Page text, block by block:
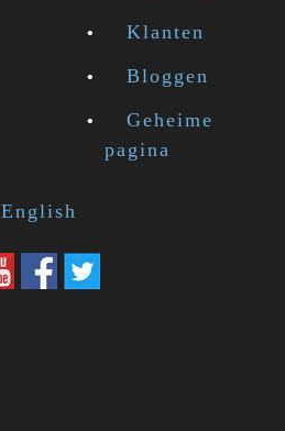
Klanten
Bloggen
Geheime
pagina
English